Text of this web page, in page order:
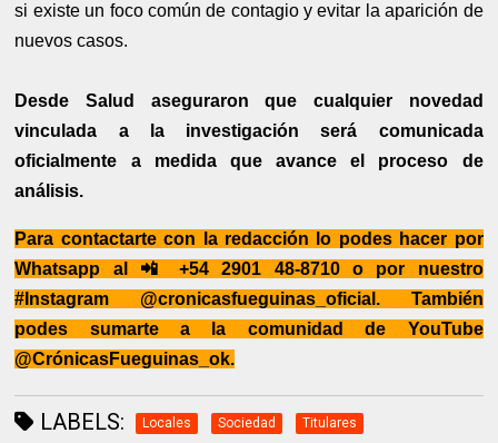
si existe un foco común de contagio y evitar la aparición de
nuevos casos.
Desde Salud aseguraron que cualquier novedad
vinculada a la investigación será comunicada
oficialmente a medida que avance el proceso de
análisis.
Para contactarte con la redacción lo podes hacer por
Whatsapp al 📲 +54 2901 48-8710 o por nuestro
#Instagram @cronicasfueguinas_oficial. También
podes sumarte a la comunidad de YouTube
@CrónicasFueguinas_ok.
LABELS: Locales Sociedad Titulares